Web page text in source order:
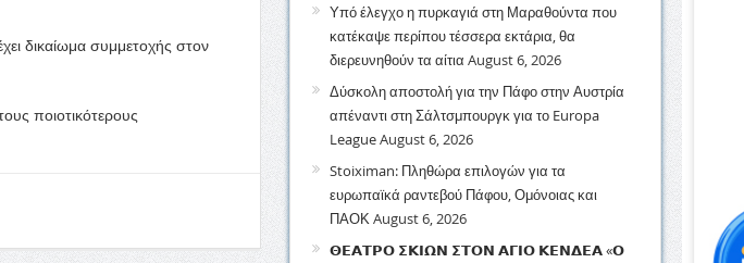
δικαίωμα συμμετοχής στον
ποιοτικότερους
Υπό έλεγχο η πυρκαγιά στη Μαραθούντα που
κατέκαψε περίπου τέσσερα εκτάρια, θα
διερευνηθούν τα αίτια August 6, 2026
Δύσκολη αποστολή για την Πάφο στην Αυστρία
απέναντι στη Σάλτσμπουργκ για το Europa
LeagueAugust 6, 2026
Stoiximan: Πληθώρα επιλογών για τα
ευρωπαϊκά ραντεβού Πάφου, Ομόνοιας και
ΠΑΟΚAugust 6, 2026
𝝝𝝚𝝖𝝩𝝦𝝤 𝝨𝝟𝝞𝝮𝝢 𝝨𝝩𝝤𝝢 𝝖𝝘𝝞𝝤 𝝟𝝚𝝢𝝙𝝚𝝖 «𝝤